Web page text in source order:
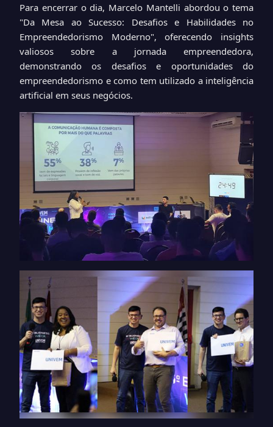
Para encerrar o dia, Marcelo Mantelli abordou o tema
"Da Mesa ao Sucesso: Desafios e Habilidades no
Empreendedorismo Moderno", oferecendo insights
valiosos sobre a jornada empreendedora,
demonstrando os desafios e oportunidades do
empreendedorismo e como tem utilizado a inteligência
artificial em seus negócios.